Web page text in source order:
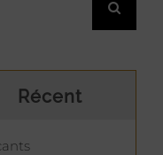
Récent